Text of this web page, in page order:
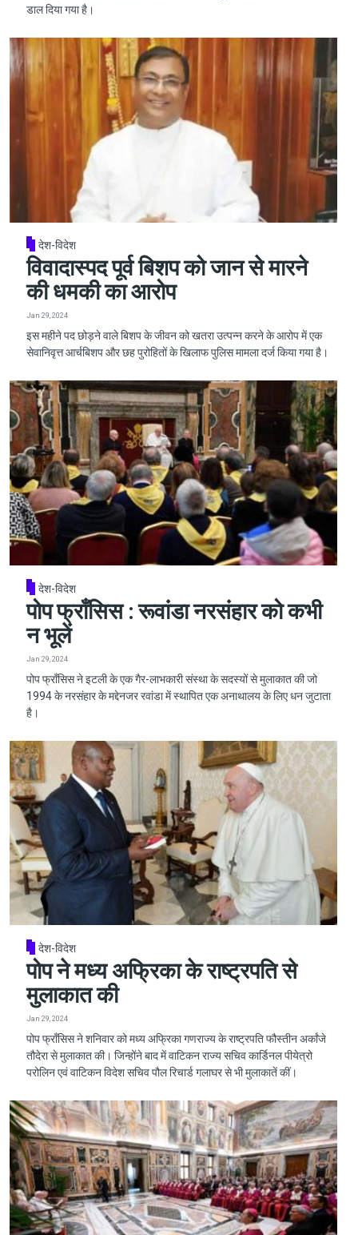
डाल दिया गया है।
देश-विदेश
विवादास्पद पूर्व बिशप को जान से मारने
की धमकी का आरोप
Jan 29, 2024
इस महीने पद छोड़ने वाले बिशप के जीवन को खतरा उत्पन्न करने के आरोप में एक
सेवानिवृत्त आर्चबिशप और छह पुरोहितों के खिलाफ पुलिस मामला दर्ज किया गया है।
देश-विदेश
पोप फ्राँसिस : रूवांडा नरसंहार को कभी
न भूलें
Jan 29, 2024
पोप फ्राँसिस ने इटली के एक गैर-लाभकारी संस्था के सदस्यों से मुलाकात की जो
1994 के नरसंहार के मद्देनजर रवांडा में स्थापित एक अनाथालय के लिए धन जुटाता
है।
देश-विदेश
पोप ने मध्य अफ्रिका के राष्ट्रपति से
मुलाकात की
Jan 29, 2024
पोप फ्राँसिस ने शनिवार को मध्य अफ्रिका गणराज्य के राष्ट्रपति फौस्तीन अर्कांजे
तौदेरा से मुलाकात की। जिन्होंने बाद में वाटिकन राज्य सचिव कार्डिनल पीयेत्रो
परोलिन एवं वाटिकन विदेश सचिव पौल रिचार्ड गलाघर से भी मुलाकातें कीं।